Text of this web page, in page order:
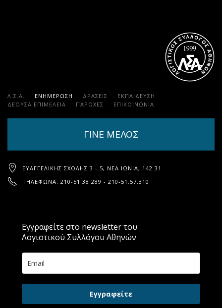
Λ.Σ.Α. ΕΝΗΜΕΡΩΣΗ ΔΡΑΣΕΙΣ
ΕΚΠΑΊΔΕΥΣΗ
ΔΕΟΥΣΑ ΕΠΙΜΕΛΕΙΑ
ΠΑΡΟΧΈΣ ΕΠΙΚΟΙΝΩΝΊΑ
ΓΙΝΕ ΜΕΛΟΣ
ΕΥΑΓΓΕΛΙΚΉΣ ΣΧΟΛΉΣ 3 - 5, ΝΈΑ ΙΩΝΊΑ, 142 31
ΤΗΛΈΦΩΝΑ: 210-51.38.289 - 210-51.57.310
Εγγραφείτε στο newsletter του
Λογιστικού Συλλόγου Αθηνών
Εγγραφείτε